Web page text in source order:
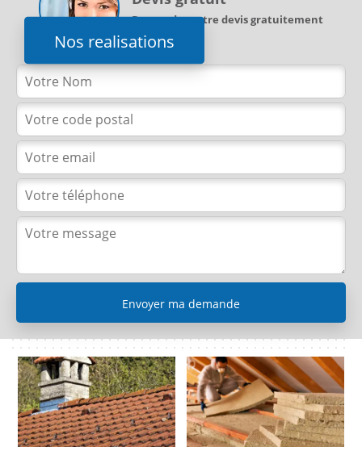
Nos realisations
Demandez votre devis gratuitement